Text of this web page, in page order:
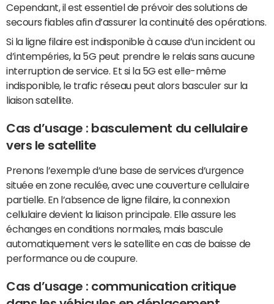
Cependant, il est essentiel de prévoir des solutions de
secours fiables afin d’assurer la continuité des opérations.
Si la ligne filaire est indisponible à cause d’un incident ou
d’intempéries, la 5G peut prendre le relais sans aucune
interruption de service. Et si la 5G est elle-même
indisponible, le trafic réseau peut alors basculer sur la
liaison satellite.
Cas d’usage : basculement du cellulaire
vers le satellite
Prenons l’exemple d’une base de services d’urgence
située en zone reculée, avec une couverture cellulaire
partielle. En l’absence de ligne filaire, la connexion
cellulaire devient la liaison principale. Elle assure les
échanges en conditions normales, mais bascule
automatiquement vers le satellite en cas de baisse de
performance ou de coupure.
Cas d’usage : communication critique